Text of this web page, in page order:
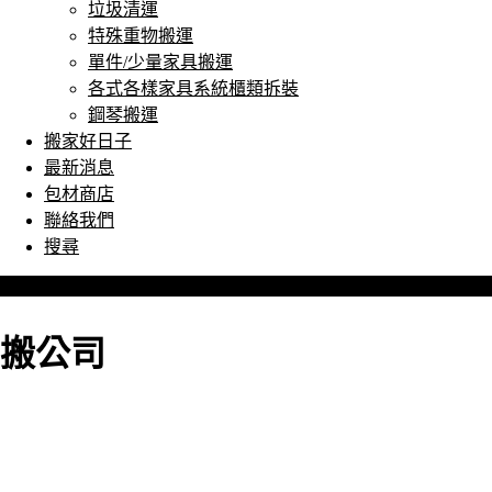
垃圾清運
特殊重物搬運
單件/少量家具搬運
各式各樣家具系統櫃類拆裝
鋼琴搬運
搬家好日子
最新消息
包材商店
聯絡我們
搜尋
搬公司